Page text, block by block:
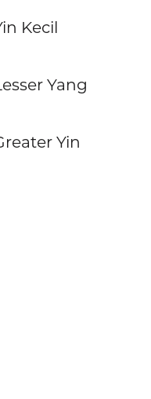
Kecil
Yang
Yin